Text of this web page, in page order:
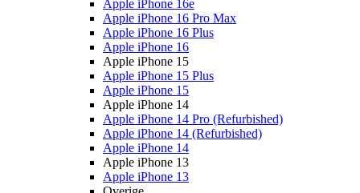
Apple iPhone 16e
Apple iPhone 16 Pro Max
Apple iPhone 16 Plus
Apple iPhone 16
Apple iPhone 15
Apple iPhone 15 Plus
Apple iPhone 15
Apple iPhone 14
Apple iPhone 14 Pro (Refurbished)
Apple iPhone 14 (Refurbished)
Apple iPhone 14
Apple iPhone 13
Apple iPhone 13